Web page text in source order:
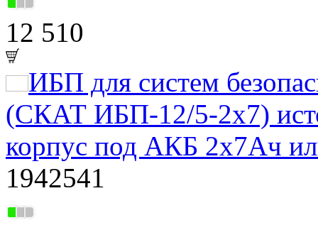
12 510
ИБП для систем
(СКАТ ИБП-12/5-2x7)
корпус под АКБ 2х7Ач
1942541